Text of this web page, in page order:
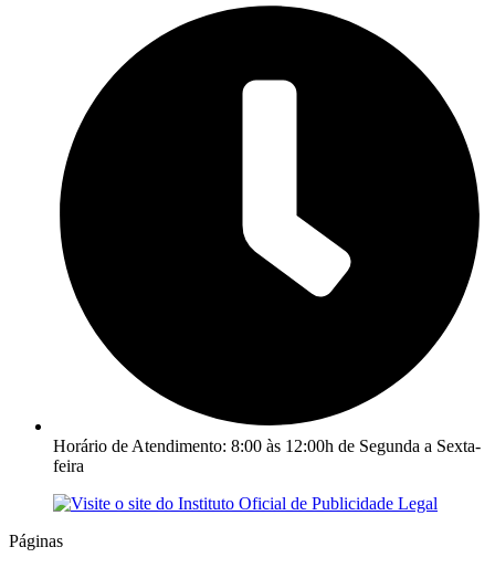
Horário de Atendimento: 8:00 às 12:00h de Segunda a Sexta-
feira
Páginas